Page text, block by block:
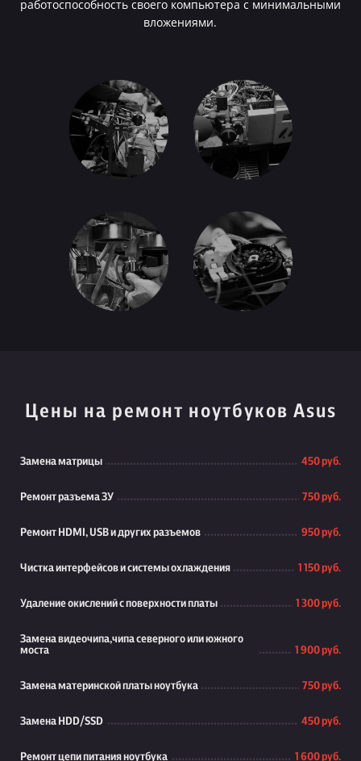
работоспособность своего компьютера с минимальными
вложениями.
Цены на ремонт ноутбуков Asus
Замена матрицы 450 руб.
Ремонт разъема ЗУ 750 руб.
Ремонт HDMI, USB и других разъемов 950 руб.
Чистка интерфейсов и системы охлаждения 1 150 руб.
Удаление окислений с поверхности платы 1 300 руб.
Замена видеочипа,чипа северного или южного
моста
1 900 руб.
Замена материнской платы ноутбука 750 руб.
Замена HDD/SSD 450 руб.
Ремонт цепи питания ноутбука 1 600 руб.